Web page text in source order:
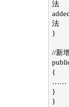
法
法
}
//新
{
……
}
}